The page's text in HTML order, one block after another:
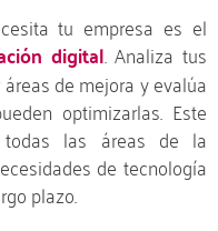
tu empresa es el
digital. Analiza tus
de mejora y evalúa
optimizarlas. Este
todas las áreas de la
de tecnología
plazo.